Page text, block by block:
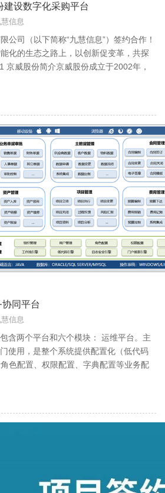
建设数字化采购平台
信息
公司（以下简称“九慧信息”）签约合作！
化的生态之路上，以创新促变革，共探
京威股份简介京威股份成立于2002年，
同平台
信息
含两个平台和六个模块： 运维平台。主
使用，是整个系统提供配置化（低代码
色配置、权限配置、字典配置等业务配